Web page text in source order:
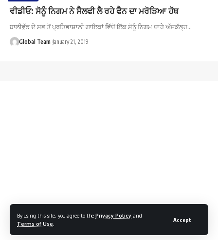
By using this site, you agree to the Privacy Policy and
Terms of Use
Accept
ਵੀਡੀਓ: ਸੋਨੂੰ ਨਿਗਮ ਨੇ ਸੈਲਫੀ ਲੈ ਰਹੇ ਫੈਨ ਦਾ ਮਰੋੜਿਆ ਹੱਥ
ਬਾਲੀਵੁੱਡ ਦੇ ਸਭ ਤੋਂ ਪ੍ਰਤਿਭਾਸ਼ਾਲੀ ਗਾਇਕਾਂ ਵਿੱਚੋਂ ਇੱਕ ਸੋਨੂੰ ਨਿਗਮ ਚਾਹੇ ਅੱਜਕੱਲ੍ਹ…
Global Team January 21, 2019